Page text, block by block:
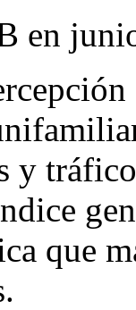
en
y
que